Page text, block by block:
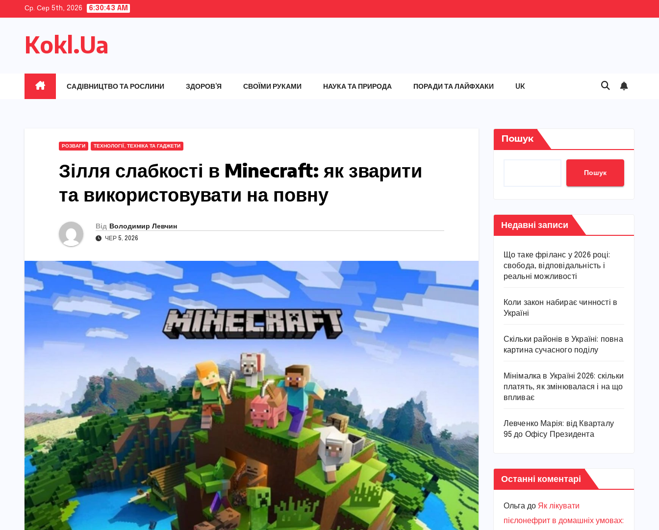
content
Ср. Сер 5th, 2026 6:30:44 AM
Kokl.Ua
САДІВНИЦТВО ТА РОСЛИНИ ЗДОРОВ’Я СВОЇМИ РУКАМИ НАУКА ТА ПРИРОДА ПОРАДИ ТА ЛАЙФХАКИ UK
РОЗВАГИ ТЕХНОЛОГІЇ, ТЕХНІКА ТА ГАДЖЕТИ
Зілля слабкості в Minecraft: як зварити
та використовувати на повну
Від Володимир Левчин
ЧЕР 5, 2026
Пошук
Пошук
Недавні записи
Що таке фріланс у 2026 році:
свобода, відповідальність і
реальні можливості
Коли закон набирає чинності в
Україні
Скільки районів в Україні: повна
картина сучасного поділу
Мінімалка в Україні 2026: скільки
платять, як змінювалася і на що
впливає
Левченко Марія: від Кварталу
95 до Офісу Президента
Останні коментарі
Ольгадо Як лікувати
пієлонефрит в домашніх умовах: